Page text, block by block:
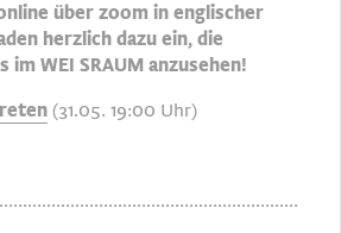
über zoom in englischer
herzlich dazu ein, die
WEI SRAUM anzusehen!
(31.05. 19:00 Uhr)